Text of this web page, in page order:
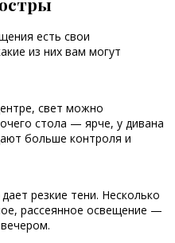
есть свои
из них вам могут
свет можно
стола — ярче, у дивана
больше контроля и
резкие тени. Несколько
рассеянное освещение —